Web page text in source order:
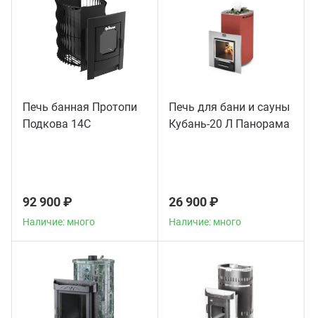
Печь банная Протопи
Подкова 14С
92 900 ₽
Наличие: много
Печь для бани и сауны
Кубань-20 Л Панорама
26 900 ₽
Наличие: много